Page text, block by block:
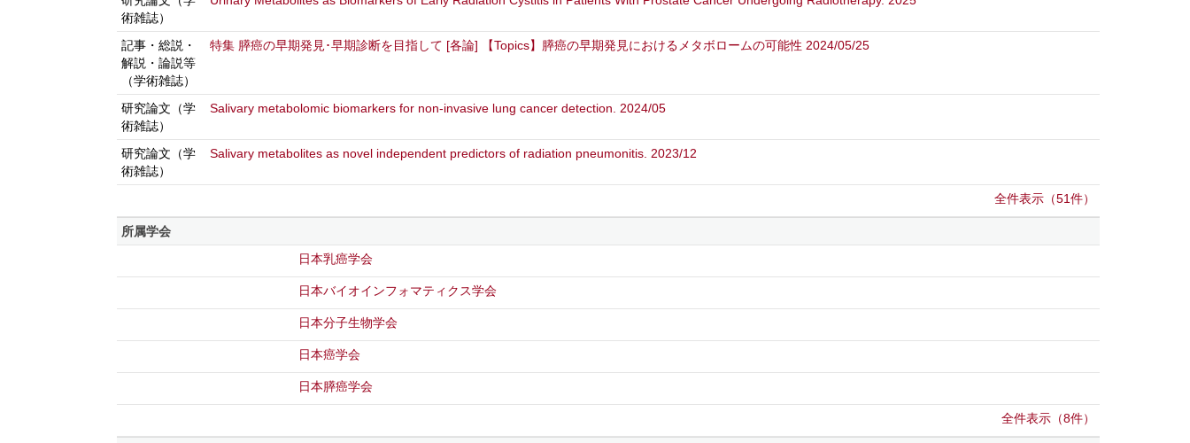
術雑誌）
記事・総説・
解説・論説等
（学術雑誌）
特集 膵癌の早期発見･早期診断を目指して [各論] 【Topics】膵癌の早期発見におけるメタボロームの可能性 2024/05/25
研究論文（学
術雑誌）
Salivary metabolomic biomarkers for non-invasive lung cancer detection. 2024/05
研究論文（学
術雑誌）
Salivary metabolites as novel independent predictors of radiation pneumonitis. 2023/12
全件表示（51件）
所属学会
日本乳癌学会
日本バイオインフォマティクス学会
日本分子生物学会
日本癌学会
日本膵癌学会
全件表示（8件）